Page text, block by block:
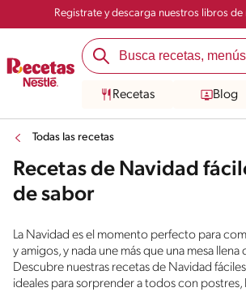
Registrate y descarga nuestros libros de
Recetas Blog
Todas las recetas
Recetas de Navidad
de sabor
La Navidad es el momento perfecto para
y amigos, y nada une más que una mesa
Descubre nuestras recetas de Navidad
ideales para sorprender a todos con postres,